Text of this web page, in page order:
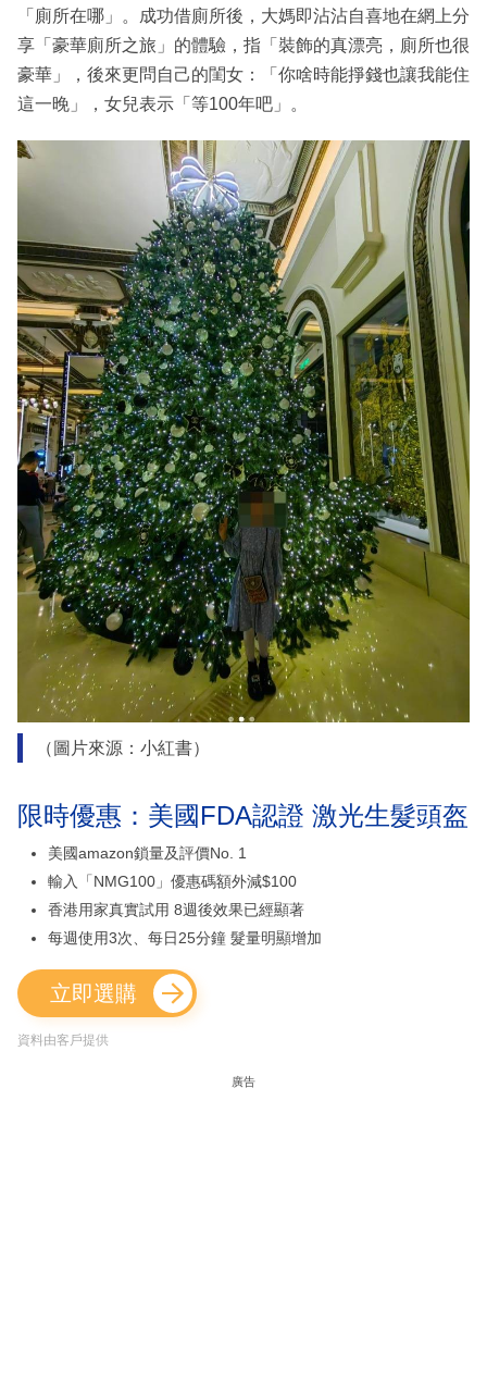
「廁所在哪」。成功借廁所後，大媽即沾沾自喜地在網上分
享「豪華廁所之旅」的體驗，指「裝飾的真漂亮，廁所也很
豪華」，後來更問自己的閨女：「你啥時能掙錢也讓我能住
這一晚」，女兒表示「等100年吧」。
（圖片來源：小紅書）
限時優惠：美國FDA認證 激光生髮頭盔
美國amazon鎖量及評價No. 1
輸入「NMG100」優惠碼額外減$100
香港用家真實試用 8週後效果已經顯著
每週使用3次、每日25分鐘 髮量明顯增加
立即選購
資料由客戶提供
廣告